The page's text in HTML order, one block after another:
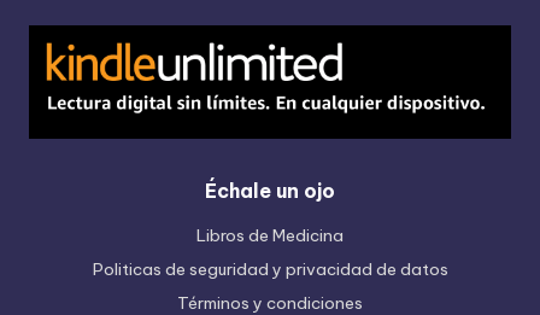
Échale un ojo
Libros de Medicina
Politicas de seguridad y privacidad de datos
Términos y condiciones